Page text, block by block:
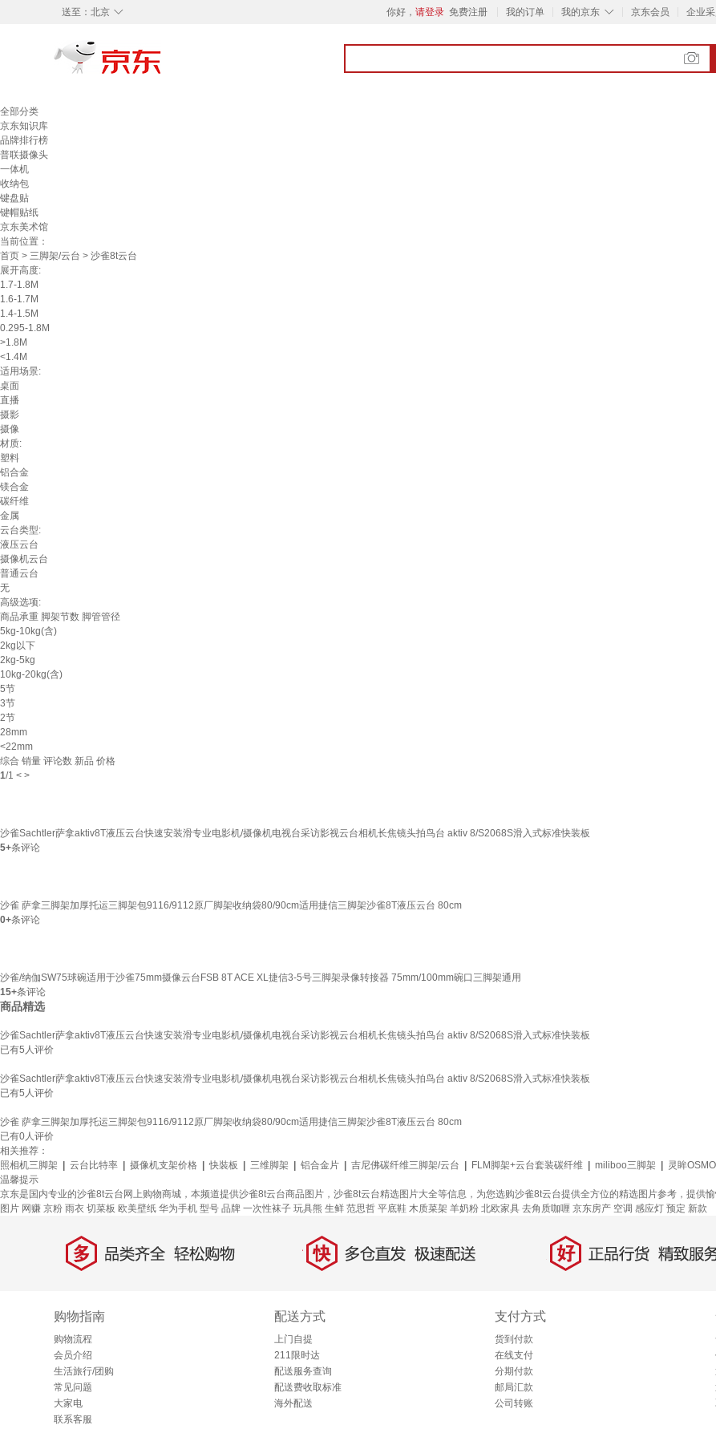
◇
送至： 北京 你好， 请登录 免费注册 我的订单 ◇
我的京东 京东会员 企业
全部分类
京东知识库
品牌排行榜
普联摄像头
一体机
收纳包
键盘贴
键帽贴纸
京东美术馆
当前位置：
首页 > 三脚架/云台 > 沙雀8t云台
展开高度:
1.7-1.8M
1.6-1.7M
1.4-1.5M
0.295-1.8M
>1.8M
<1.4M
适用场景:
桌面
直播
摄影
摄像
材质:
塑料
铝合金
镁合金
碳纤维
金属
云台类型:
液压云台
摄像机云台
普通云台
无
高级选项:
商品承重 脚架节数 脚管管径
5kg-10kg(含)
2kg以下
2kg-5kg
10kg-20kg(含)
5节
3节
2节
28mm
<22mm
综合 销量 评论数 新品 价格
1/1 < >
沙雀Sachtler萨拿aktiv8T液压云台快速安装滑专业电影机/摄像机电视台采访影视云台相机长焦镜头拍鸟台 aktiv 8/S2068S滑入式标准快装板
5+条评论
沙雀 萨拿三脚架加厚托运三脚架包9116/9112原厂脚架收纳袋80/90cm适用捷信三脚架沙雀8T液压云台 80cm
0+条评论
沙雀/纳伽SW75球碗适用于沙雀75mm摄像云台FSB 8T ACE XL捷信3-5号三脚架录像转接器 75mm/100mm碗口三脚架通用
15+条评论
商品精选
沙雀Sachtler萨拿aktiv8T液压云台快速安装滑专业电影机/摄像机电视台采访影视云台相机长焦镜头拍鸟台 aktiv 8/S2068S滑入式标准快装板
已有5 人评价
沙雀Sachtler萨拿aktiv8T液压云台快速安装滑专业电影机/摄像机电视台采访影视云台相机长焦镜头拍鸟台 aktiv 8/S2068S滑入式标准快装板
已有5 人评价
沙雀 萨拿三脚架加厚托运三脚架包9116/9112原厂脚架收纳袋80/90cm适用捷信三脚架沙雀8T液压云台 80cm
已有0人评价
相关推荐：
照相机三脚架
云台比特率 摄像机支架价格 快裝板 三维脚架 铝合金片 吉尼佛碳纤维三脚架/云台 FLM脚架+云台套装碳纤维 miliboo三脚架 灵眸OSMO
温馨提示
京东是国内专业的沙雀8t云台网上购物商城，本频道提供沙雀8t云台商品图片，沙雀8t云台精选图片大全等信息，为您选购沙雀8t云台提供全方位的精选图片参考，提供愉
图片 网赚 京粉 雨衣 切菜板 欧美壁纸 华为手机 型号 品牌 一次性袜子 玩具熊 生鲜 范思哲 平底鞋 木质菜架 羊奶粉 北欧家具 去角质咖喱 京东房产 空调 感应灯 预定 新款
多 品类齐全，轻松购物 快 多仓直发，极速配送 好 正品行货，精致服务
购物指南
购物流程
会员介绍
生活旅行/团购
常见问题
大家电
联系客服
配送方式
上门自提
211限时达
配送服务查询
配送费收取标准
海外配送
支付方式
货到付款
在线支付
分期付款
邮局汇款
公司转账